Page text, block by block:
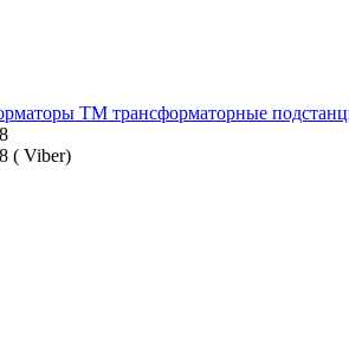
( Viber)